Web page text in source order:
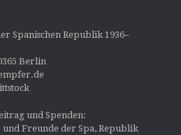
Spanischen Republik 1936–
Berlin
und Spenden:
Freunde der Spa, Republik